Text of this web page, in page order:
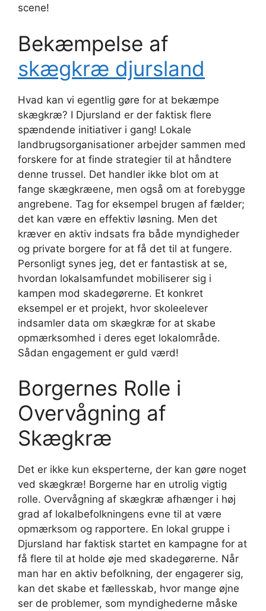
scene!
Bekæmpelse af
skægkræ djursland
Hvad kan vi egentlig gøre for at bekæmpe
skægkræ? I Djursland er der faktisk flere
spændende initiativer i gang! Lokale
landbrugsorganisationer arbejder sammen med
forskere for at finde strategier til at håndtere
denne trussel. Det handler ikke blot om at
fange skægkræene, men også om at forebygge
angrebene. Tag for eksempel brugen af fælder;
det kan være en effektiv løsning. Men det
kræver en aktiv indsats fra både myndigheder
og private borgere for at få det til at fungere.
Personligt synes jeg, det er fantastisk at se,
hvordan lokalsamfundet mobiliserer sig i
kampen mod skadegørerne. Et konkret
eksempel er et projekt, hvor skoleelever
indsamler data om skægkræ for at skabe
opmærksomhed i deres eget lokalområde.
Sådan engagement er guld værd!
Borgernes Rolle i
Overvågning af
Skægkræ
Det er ikke kun eksperterne, der kan gøre noget
ved skægkræ! Borgerne har en utrolig vigtig
rolle. Overvågning af skægkræ afhænger i høj
grad af lokalbefolkningens evne til at være
opmærksom og rapportere. En lokal gruppe i
Djursland har faktisk startet en kampagne for at
få flere til at holde øje med skadegørerne. Når
man har en aktiv befolkning, der engagerer sig,
kan det skabe et fællesskab, hvor mange øjne
ser de problemer, som myndighederne måske